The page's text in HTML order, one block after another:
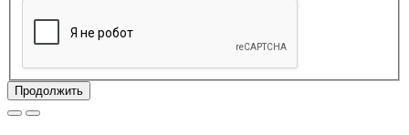
Продолжить